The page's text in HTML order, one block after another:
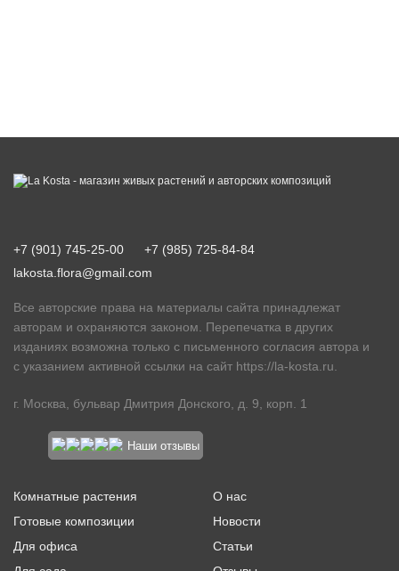
+7 (901) 745-25-00
+7 (985) 725-84-84
lakosta.flora@gmail.com
Все авторские права на материалы сайта принадлежат
авторам и охраняются законом. Перепечатка в других
изданиях возможна только с письменного согласия автора и
с указанием активной ссылки на сайт https://la-kosta.ru
г. Москва, бульвар Дмитрия Донского, д. 9, корп. 1
Наши отзывы
Комнатные растения
Готовые композиции
Для офиса
О нас
Новости
Статьи